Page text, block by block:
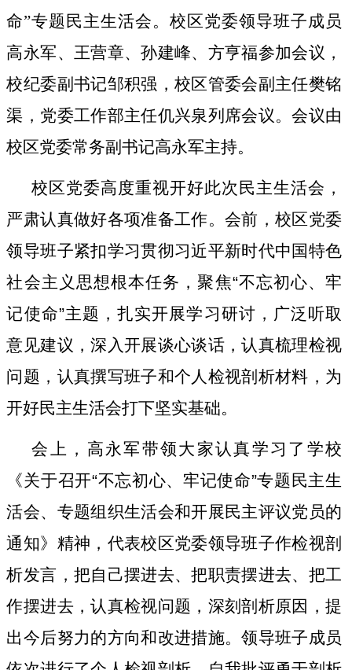
命”专题民主生活会。校区党委领导班子成员
高永军、王营章、孙建峰、方亨福参加会议，
校纪委副书记邹积强，校区管委会副主任樊铭
渠，党委工作部主任仉兴泉列席会议。会议由
校区党委常务副书记高永军主持。
校区党委高度重视开好此次民主生活会，
严肃认真做好各项准备工作。会前，校区党委
领导班子紧扣学习贯彻习近平新时代中国特色
社会主义思想根本任务，聚焦“不忘初心、牢
记使命”主题，扎实开展学习研讨，广泛听取
意见建议，深入开展谈心谈话，认真梳理检视
问题，认真撰写班子和个人检视剖析材料，为
开好民主生活会打下坚实基础。
会上，高永军带领大家认真学习了学校
《关于召开“不忘初心、牢记使命”专题民主生
活会、专题组织生活会和开展民主评议党员的
通知》精神，代表校区党委领导班子作检视剖
析发言，把自己摆进去、把职责摆进去、把工
作摆进去，认真检视问题，深刻剖析原因，提
出今后努力的方向和改进措施。领导班子成员